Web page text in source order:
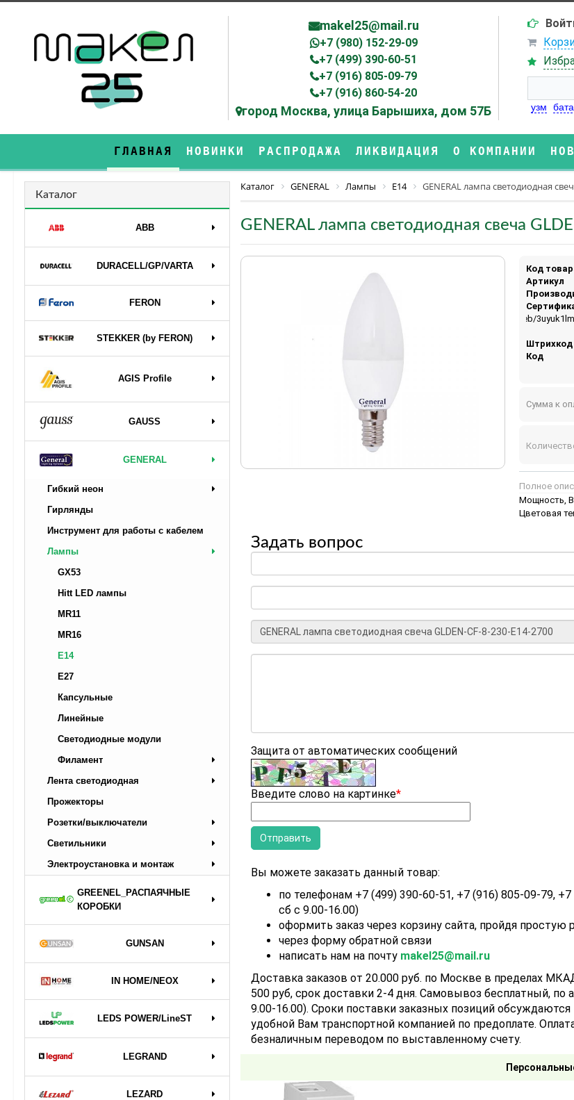
makel25@mail.ru
+7 (980) 152-29-09
+7 (499) 390-60-51
+7 (916) 805-09-79
+7 (916) 860-54-20
город Москва, улица Барышиха, дом 57Б узм
ГЛАВНАЯ НОВИНКИ РАСПРОДАЖА ЛИКВИДАЦИЯ О КОМПАНИИ
Каталог
ABB
DURAСELL/GP/VARTA
FERON
STEKKER (by FERON)
AGIS Profile
GAUSS
GENERAL
Гибкий неон
Гирлянды
Инструмент для работы с кабелем
Лампы
GX53
Hitt LED лампы
MR11
MR16
Е14
Е27
Капсульные
Линейные
Светодиодные модули
Филамент
Лента светодиодная
Прожекторы
Розетки/выключатели
Светильники
Электроустановка и монтаж
GREENEL_РАСПАЯЧНЫЕ
КОРОБКИ
GUNSAN
IN HOME/NEOX
LEDS POWER/LineST
LEGRAND
LEZARD
Каталог GENERAL Лампы Е14 GENERAL лампа светодиодная
GENERAL лампа светодиодная свеча
Код
Артикул
https://www.sones.ru/upload/iblock/9eb/
Штрихкод
Код
Сумма к
Полное
Мощность,
Цветовая
Задать вопрос
Защита от автоматических сообщений
Введите слово на картинке*
Вы можете заказать данный товар:
по телефонам +7 (499) 390-60-51, +7 (916) 805-09-79,
сб с 9.00-16.00)
оформить заказ через корзину сайта, пройдя простую
через форму обратной связи
написать нам на почту makel25@mail.ru
Доставка заказов от 20.000 руб. по Москве в пределах
500 руб, срок доставки 2-4 дня. Самовывоз бесплатный, по
9.00-16.00). Сроки поставки заказных позиций
удобной Вам транспортной компанией по предоплате.
безналичным переводом по выставленному счету.